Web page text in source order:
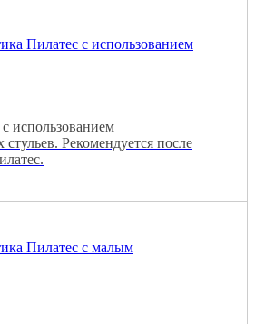
Пилатес с использованием
использованием
Рекомендуется после
Пилатес с малым